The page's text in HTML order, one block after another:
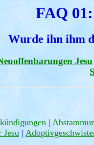
FAQ
Wurde ihn ihm
Jesu
|
Jesu |